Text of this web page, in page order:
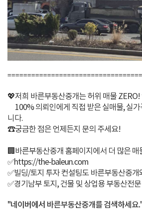
💖저희 바른부동산중개는 허위 매물 ZERO!
100% 의뢰인에게 직접 받은 실매물, 실
니다.
☎️궁금한 점은 언제든지 문의 주세요!
🏢바른부동산중개 홈페이지에서 더 많은
✅https://the-baleun.com
✅빌딩/토지 투자 컨설팅도 바른부동산중개
✅경기남부 토지, 건물 및 상업용 부동산전
"네이버에서 바른부동산중개를 검색하세요